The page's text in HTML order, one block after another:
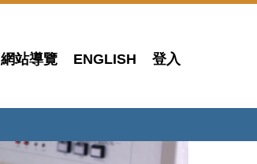
網站導覽 ENGLISH 登入